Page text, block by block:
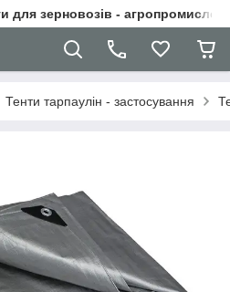
для зерновозів -
Тенти тарпаулін - застосування